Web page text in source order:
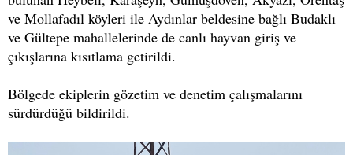
ve Mollafadıl köyleri ile Aydınlar beldesine bağlı Budaklı
ve Gültepe mahallelerinde de canlı hayvan giriş ve
çıkışlarına kısıtlama getirildi.
Bölgede ekiplerin gözetim ve denetim çalışmalarını
sürdürdüğü bildirildi.